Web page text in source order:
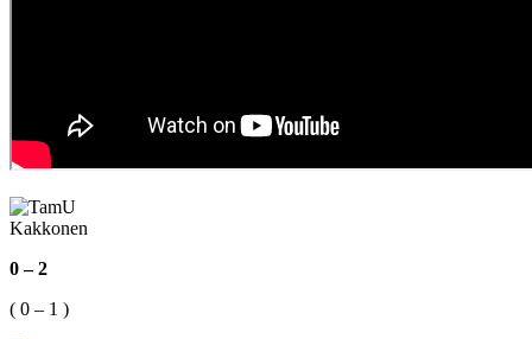
Kakkonen
0 – 2
( 0 – 1 )